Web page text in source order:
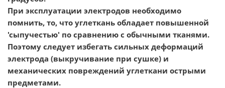
При эксплуатации электродов необходимо
помнить, то, что углеткань обладает повышенной
'сыпучестью' по сравнению с обычными тканями.
Поэтому следует избегать сильных деформаций
электрода (выкручивание при сушке) и
механических повреждений углеткани острыми
предметами.